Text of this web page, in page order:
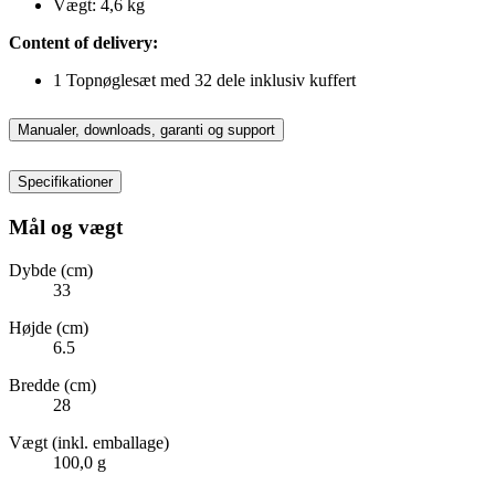
Vægt: 4,6 kg
Content of delivery:
1 Topnøglesæt med 32 dele inklusiv kuffert
Manualer, downloads, garanti og support
Specifikationer
Mål og vægt
Dybde (cm)
33
Højde (cm)
6.5
Bredde (cm)
28
Vægt (inkl. emballage)
100,0 g